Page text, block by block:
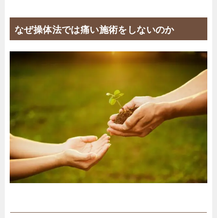
なぜ操体法では痛い施術をしないのか